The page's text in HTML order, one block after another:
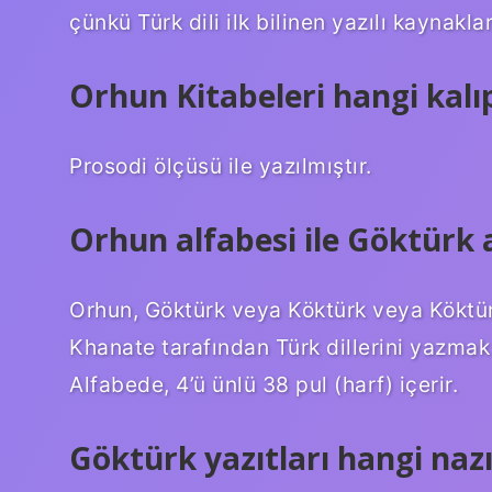
çünkü Türk dili ilk bilinen yazılı
Orhun Kitabeleri hangi
Prosodi ölçüsü ile yazılmıştır.
Orhun alfabesi ile Göktürk
Orhun, Göktürk veya Köktürk veya
Khanate tarafından Türk dillerini
Alfabede, 4’ü ünlü 38 pul (harf) içerir.
Göktürk yazıtları hangi